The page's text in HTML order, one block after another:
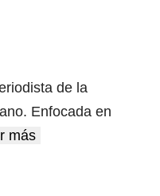
de la
Enfocada en
más